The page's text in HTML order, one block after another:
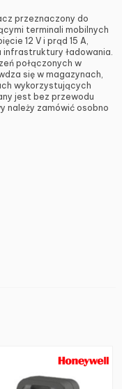
przeznaczony do
terminali mobilnych
12 V i prąd 15 A,
infrastruktury ładowania.
połączonych w
się w magazynach,
wykorzystujących
jest bez przewodu
należy zamówić osobno